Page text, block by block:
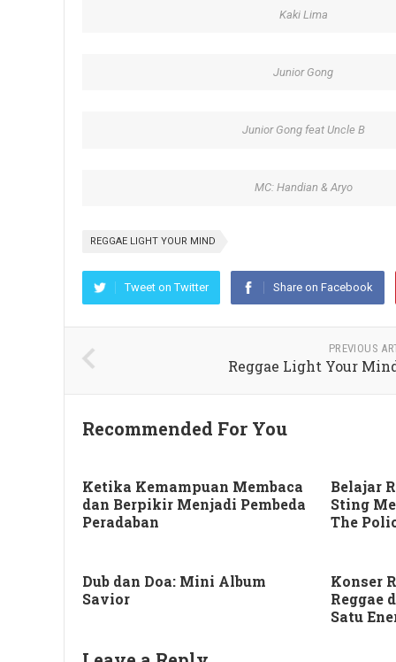
Kaki Lima
Junior Gong
Junior Gong feat Uncle B
MC: Handian & Aryo
REGGAE LIGHT YOUR MIND
Tweet on Twitter Share on Facebook
PREVIOUS
Reggae Light Your
Recommended For You
Ketika Kemampuan Membaca
dan Berpikir Menjadi Pembeda
Peradaban
Belajar
Sting
The
Dub dan Doa: Mini Album
Savior
Konser
Reggae
Satu